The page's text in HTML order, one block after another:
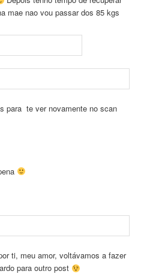
mae nao vou passar dos 85 kgs
para te ver novamente no scan
ti, meu amor, voltávamos a fazer
para outro post